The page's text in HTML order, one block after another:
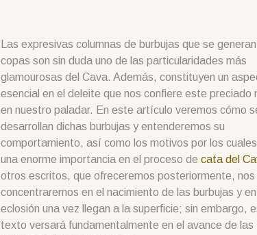
Las expresivas columnas de burbujas que se
copas son sin duda uno de las particularidades más
glamourosas del Cava. Además, constituyen un
esencial en el deleite que nos confiere este preciado
en nuestro paladar. En este artículo veremos cómo
desarrollan dichas burbujas y entenderemos su
comportamiento, así como los motivos por los
una enorme importancia en el proceso de cata del
otros escritos, que ofreceremos posteriormente, nos
concentraremos en el nacimiento de las burbujas y
eclosión una vez llegan a la superficie; sin embargo,
texto versará fundamentalmente en el avance de las